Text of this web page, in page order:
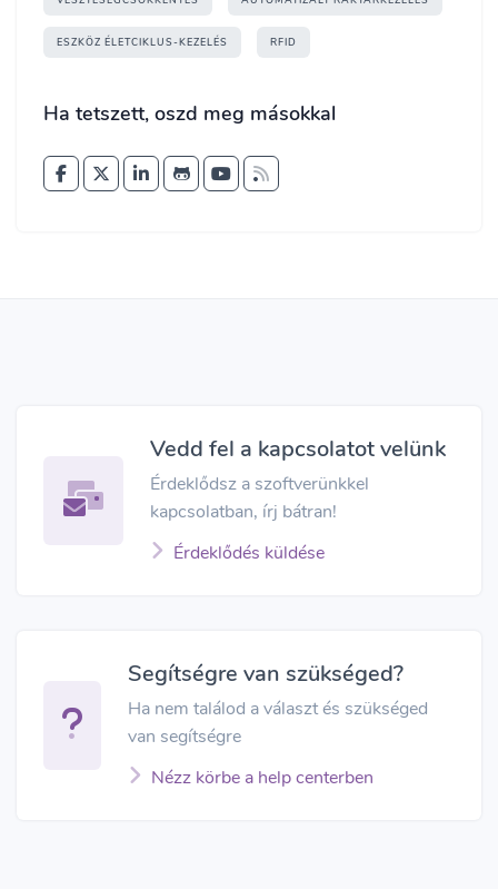
ESZKÖZ ÉLETCIKLUS-KEZELÉS RFID
Ha tetszett, oszd meg másokkal
Vedd fel a kapcsolatot velünk
Érdeklődsz a szoftverünkkel
kapcsolatban, írj bátran!
Érdeklődés küldése
Segítségre van szükséged?
Ha nem találod a választ és szükséged
van segítségre
Nézz körbe a help centerben